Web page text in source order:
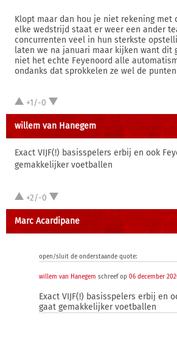
Klopt maar dan hou je niet rekening met
elke wedstrijd staat er weer een ander
concurrenten veel in hun sterkste
laten we na januari maar kijken want dit
niet het echte Feyenoord alle
ondanks dat sprokkelen ze wel de
+1/-0
willem van Hanegem
Exact VIJF(!) basisspelers erbij en ook
gemakkelijker voetballen
+2/-0
Marc Acardipane
open/sluit de onderstaande quote:
willem van Hanegem schreef op 06 december
Exact VIJF(!) basisspelers erbij en
gaat gemakkelijker voetballen